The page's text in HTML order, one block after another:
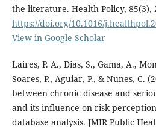
the literature. Health Policy, 85(3),
https://doi.org/10.1016/
View in Google Scholar
Laires, P. A., Dias, S., Gama, A.,
Soares, P., Aguiar, P., & Nunes, C.
between chronic disease and
and its influence on risk
database analysis. JMIR Public